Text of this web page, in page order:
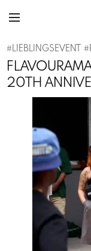
#LIEBLINGSEVENT #
20TH
Previous